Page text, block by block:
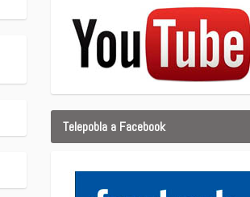
Telepobla a Facebook